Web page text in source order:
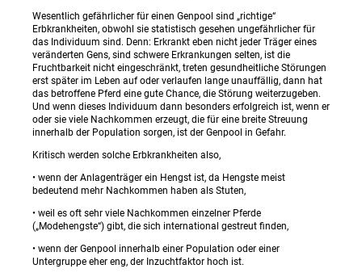
Wesentlich gefährlicher für einen Genpool sind „richtige“
Erbkrankheiten, obwohl sie statistisch gesehen ungefährlicher für
das Individuum sind. Denn: Erkrankt eben nicht jeder Träger eines
veränderten Gens, sind schwere Erkrankungen selten, ist die
Fruchtbarkeit nicht eingeschränkt, treten gesundheitliche Störungen
erst später im Leben auf oder verlaufen lange unauffällig, dann hat
das betroffene Pferd eine gute Chance, die Störung weiterzugeben.
Und wenn dieses Individuum dann besonders erfolgreich ist, wenn er
oder sie viele Nachkommen erzeugt, die für eine breite Streuung
innerhalb der Population sorgen, ist der Genpool in Gefahr.
Kritisch werden solche Erbkrankheiten also,
• wenn der Anlagenträger ein Hengst ist, da Hengste meist
bedeutend mehr Nachkommen haben als Stuten,
• weil es oft sehr viele Nachkommen einzelner Pferde
(„Modehengste“) gibt, die sich international gestreut finden,
• wenn der Genpool innerhalb einer Population oder einer
Untergruppe eher eng, der Inzuchtfaktor hoch ist.